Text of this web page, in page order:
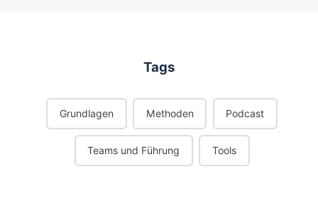
Tags
Grundlagen Methoden Podcast
Teams und Führung Tools